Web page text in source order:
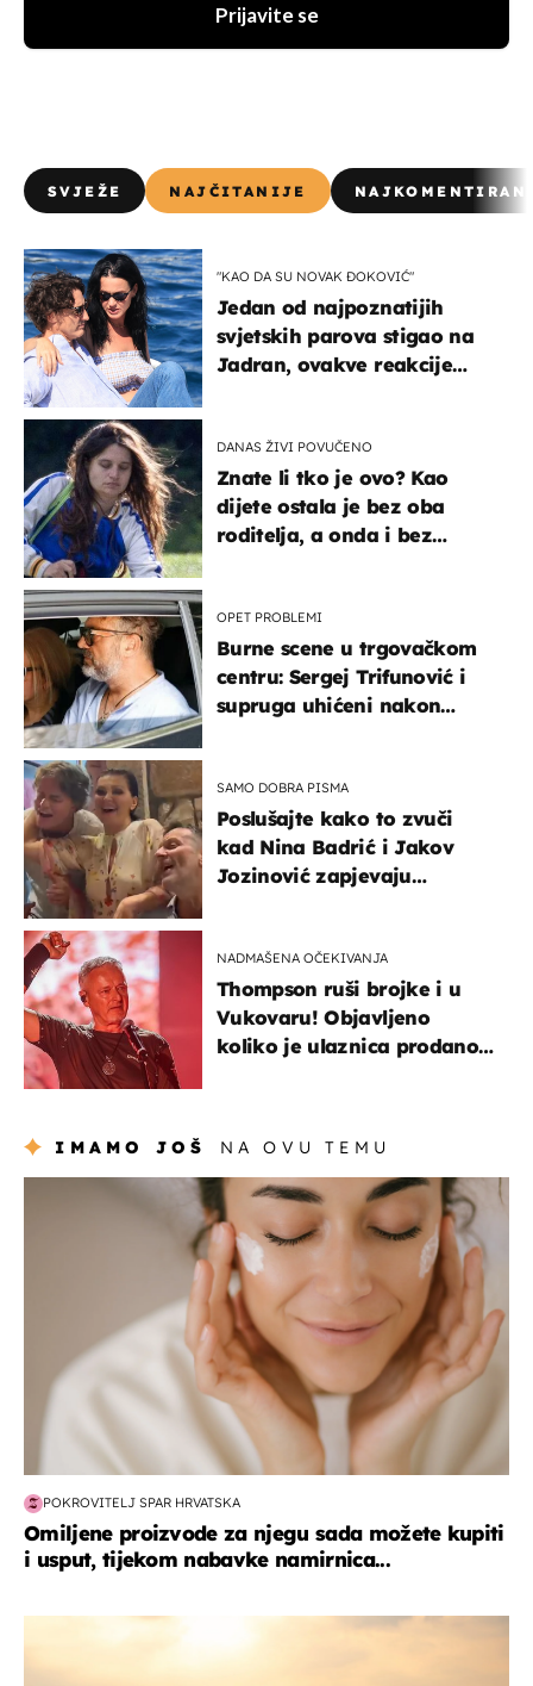
Prijavite se
SVJEŽE NAJČITANIJE
"KAO DA SU NOVAK ĐOKOVIĆ"
Jedan od najpoznatijih
svjetskih parova stigao na
Jadran, ovakve reakcije
DANAS ŽIVI POVUČENO
Znate li tko je ovo? Kao
dijete ostala je bez oba
roditelja, a onda i bez
OPET PROBLEMI
Burne scene u trgovačkom
centru: Sergej Trifunović i
supruga uhićeni nakon
SAMO DOBRA PISMA
Poslušajte kako to zvuči
kad Nina Badrić i Jakov
Jozinović zapjevaju
NADMAŠENA OČEKIVANJA
Thompson ruši brojke i u
Vukovaru! Objavljeno
koliko je ulaznica prodano
IMAMO JOŠ NA OVU TEMU
moda & ljepota
POKROVITELJ SPAR HRVATSKA
Omiljene proizvode za njegu sada možete kupiti
i usput, tijekom nabavke namirnica...